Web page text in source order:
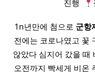
진행 ​
1n년만에 첨으로 군항
전에는 코로나였고 꽃
않았다 심지어 갔을 때
오전까지 빡세게 비온